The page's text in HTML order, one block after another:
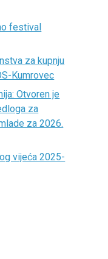
festival
za kupnju
Kumrovec
Otvoren je
za
za 2026.
vijeća 2025-